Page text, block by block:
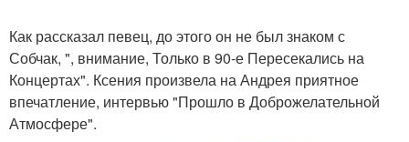
Как рассказал певец, до этого он не был знаком с
Собчак, ", внимание, Только в 90-е Пересекались на
Концертах". Ксения произвела на Андрея приятное
впечатление, интервью "Прошло в Доброжелательной
Атмосфере".